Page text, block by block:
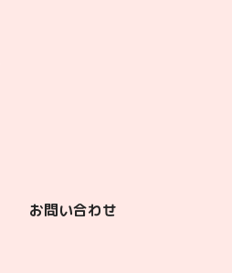
お問い合わせ